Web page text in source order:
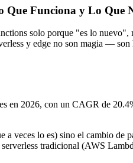
Que Funciona y Lo Que
solo porque "es lo
y edge no son magia —
en 2026, con un CAGR de
veces lo es) sino el cambio de
tradicional (AWS